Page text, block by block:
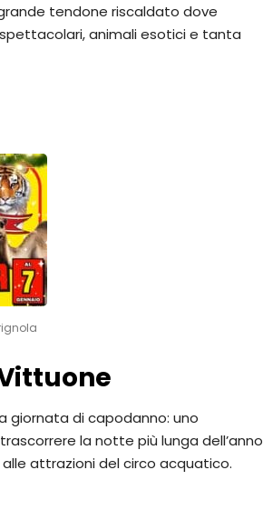
tendone riscaldato dove
animali esotici e tanta
giornata di capodanno: uno
la notte più lunga dell’anno
attrazioni del circo acquatico.